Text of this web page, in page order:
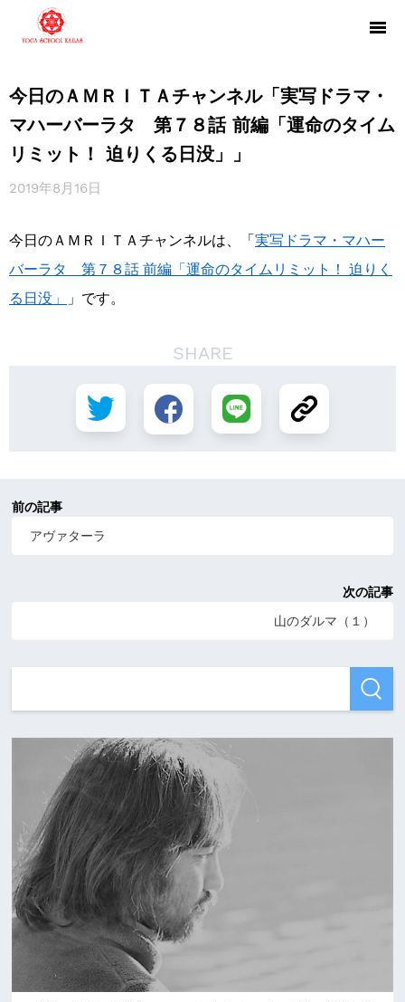
今日のＡＭＲＩＴＡチャンネル「実写ドラマ・
マハーバーラタ 第７８話 前編「運命のタイム
リミット！ 迫りくる日没」」
2019年8月16日
今日のＡＭＲＩＴＡチャンネルは、「 実写ドラマ・マハー
バーラタ 第７８話 前編「運命のタイムリミット！ 迫りく
る日没」
」です。
SHARE
前の記事
アヴァターラ
次の記事
山のダルマ（１）